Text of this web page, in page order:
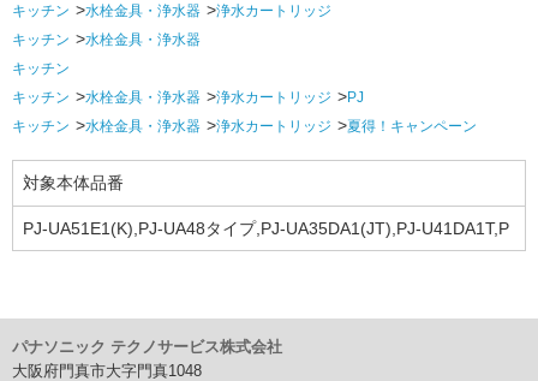
キッチン 水栓金具・浄水器
浄水カートリッジ
キッチン
水栓金具・浄水器
キッチン
キッチン
水栓金具・浄水器 浄水カートリッジ
PJ
キッチン
水栓金具・浄水器 浄水カートリッジ 夏得！キャンペーン
対象本体品番
PJ-UA51E1(K),PJ-UA48タイプ,PJ-UA35DA1(JT),PJ-U41DA1T,P
J-U41DA2T
パナソニック テクノサービス株式会社
大阪府門真市大字門真1048